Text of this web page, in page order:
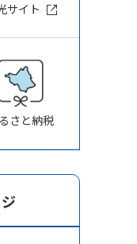
サイト
さと納税